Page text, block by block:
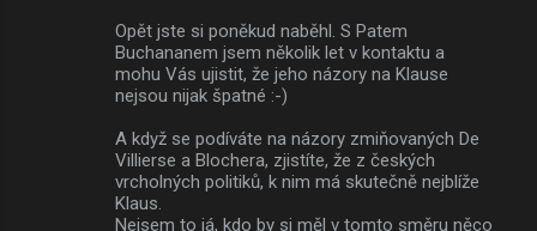
Opět jste si poněkud naběhl. S Patem
Buchananem jsem několik let v kontaktu a
mohu Vás ujistit, že jeho názory na Klause
nejsou nijak špatné :-)
A když se podíváte na názory zmiňovaných De
Villierse a Blochera, zjistíte, že z českých
vrcholných politiků, k nim má skutečně nejblíže
Klaus.
Nejsem to já, kdo by si měl v tomto směru něco